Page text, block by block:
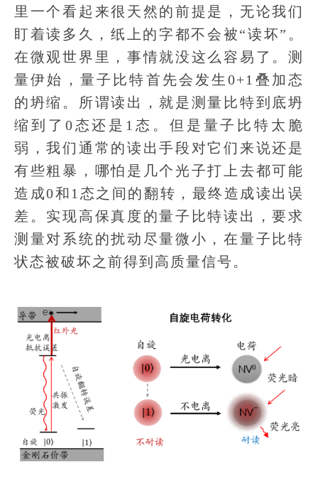
里一个看起来很天然的前提是，无论我们
盯着读多久，纸上的字都不会被“读坏”。
在微观世界里，事情就没这么容易了。测
量伊始，量子比特首先会发生0+1叠加态
的坍缩。所谓读出，就是测量比特到底坍
缩到了0态还是1态。但是量子比特太脆
弱，我们通常的读出手段对它们来说还是
有些粗暴，哪怕是几个光子打上去都可能
造成0和1态之间的翻转，最终造成读出误
差。实现高保真度的量子比特读出，要求
测量对系统的扰动尽量微小，在量子比特
状态被破坏之前得到高质量信号。